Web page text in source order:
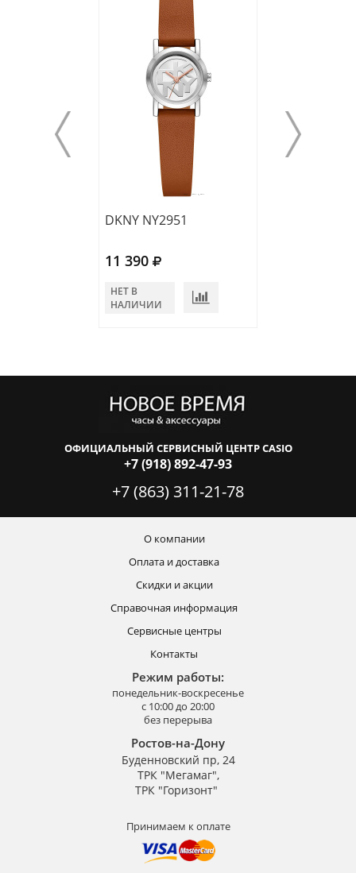
DKNY NY2951
11 390
НЕТ В
НАЛИЧИИ
ОФИЦИАЛЬНЫЙ СЕРВИСНЫЙ ЦЕНТР CASIO
+7 (918) 892-47-93
+7 (863) 311-21-78
О компании
Оплата и доставка
Скидки и акции
Справочная информация
Сервисные центры
Контакты
Режим работы:
понедельник-воскресенье
с 10:00 до 20:00
без перерыва
Ростов-на-Дону
Буденновский пр, 24
ТРК "Мегамаг",
ТРК "Горизонт"
Принимаем к оплате